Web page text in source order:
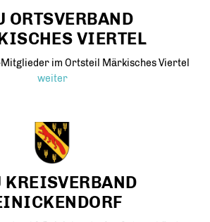
ORTSVERBAND
VIERTEL
Mitglieder im Ortsteil Märkisches Viertel
weiter
KREISVERBAND